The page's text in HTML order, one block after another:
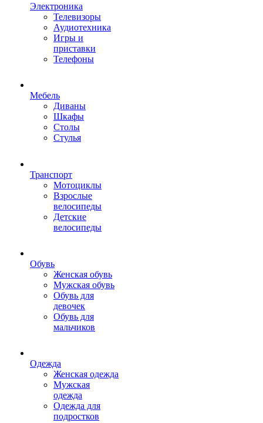
Электроника
Телевизоры
Аудиотехника
Игры и
приставки
Телефоны
Мебель
Диваны
Шкафы
Столы
Стулья
Транспорт
Мотоциклы
Взрослые
велосипеды
Детские
велосипеды
Обувь
Женская обувь
Мужская обувь
Обувь для
девочек
Обувь для
мальчиков
Одежда
Женская одежда
Мужская
одежда
Одежда для
подростков